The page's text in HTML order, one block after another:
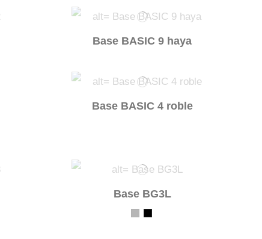
Base BASIC 9 haya
Base BASIC 4 roble
Base BG3L